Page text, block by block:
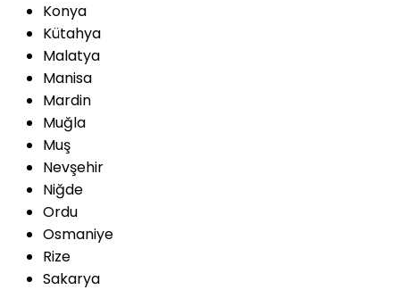
Konya
Kütahya
Malatya
Manisa
Mardin
Muğla
Muş
Nevşehir
Niğde
Ordu
Osmaniye
Rize
Sakarya